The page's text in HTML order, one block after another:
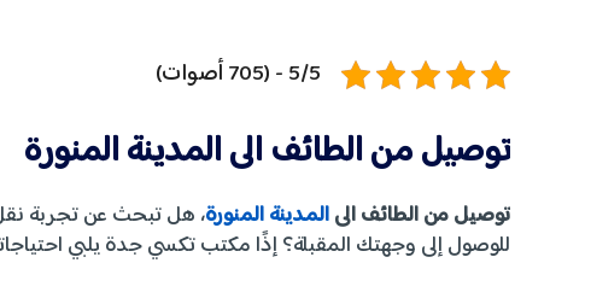
5/5 - (705 أصوات)
توصيل من الطائف الى المدينة المنورة
توصيل من الطائف الىالمدينة المنورة، هل تبحث عن تجربة
للوصول إلى وجهتك المقبلة؟ إذًا مكتب تكسي جدة يلبي